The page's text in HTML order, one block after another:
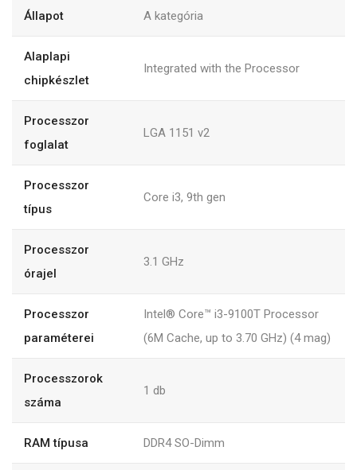
Állapot A kategória
Alaplapi
chipkészlet
Integrated with the Processor
Processzor
foglalat
LGA 1151 v2
Processzor
típus
Core i3, 9th gen
Processzor
órajel
3.1 GHz
Processzor
paraméterei
Intel® Core™ i3-9100T Processor
(6M Cache, up to 3.70 GHz) (4 mag)
Processzorok
száma
1 db
RAM típusa DDR4 SO-Dimm